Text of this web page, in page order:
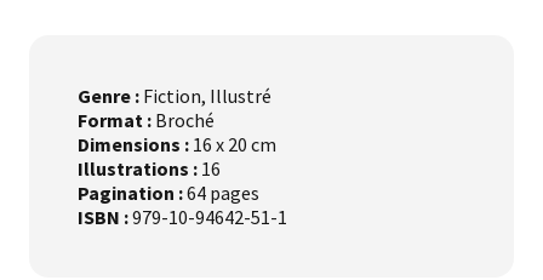
Genre : Fiction, Illustré
Format : Broché
Dimensions : 16 x 20 cm
Illustrations : 16
Pagination :64 pages
ISBN :979-10-94642-51-1